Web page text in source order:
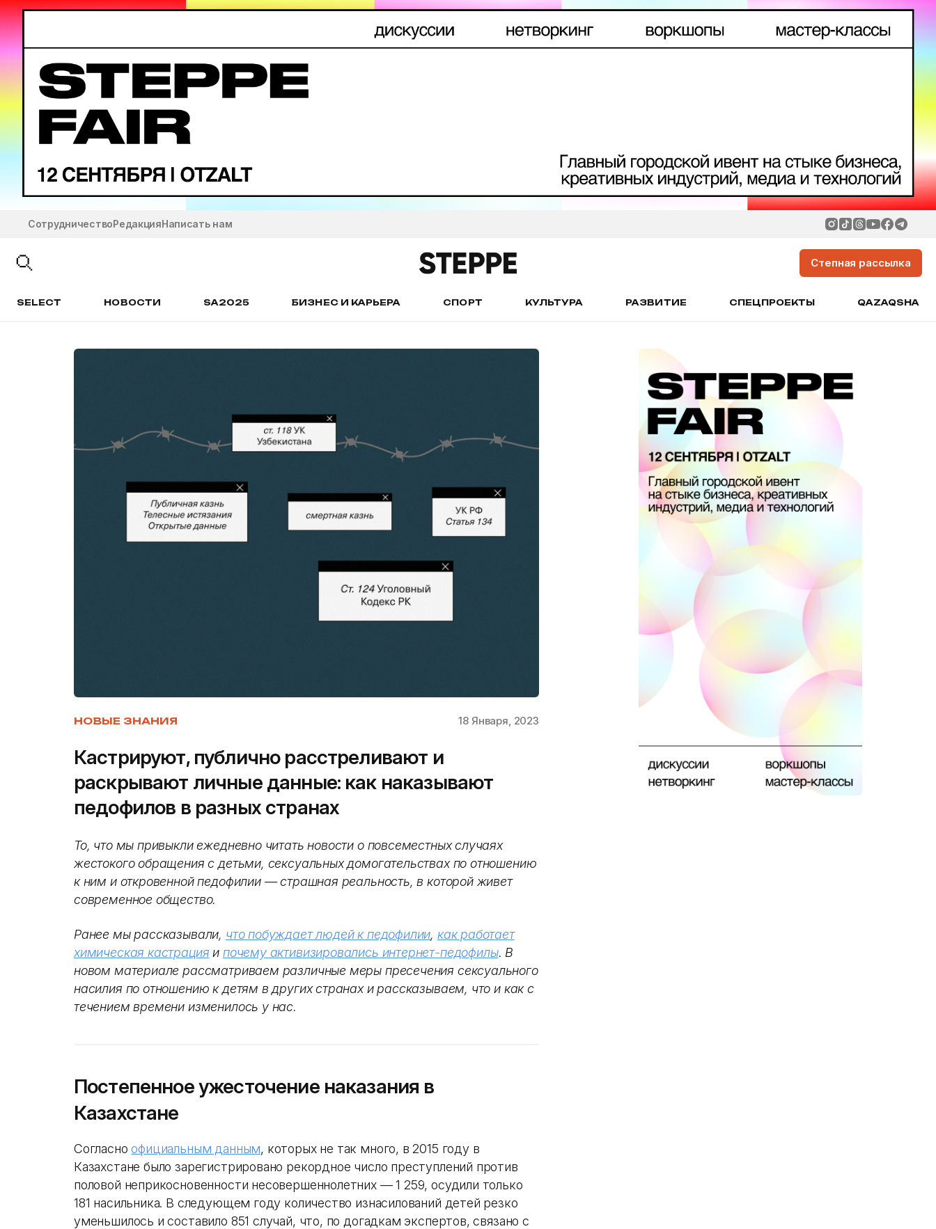
СотрудничествоРедакцияНаписать нам
Степная рассылка
SELECT НОВОСТИ SA2025 БИЗНЕС И КАРЬЕРА СПОРТ КУЛЬТУРА РАЗВИТИЕ СПЕЦПРОЕКТЫ QAZAQSHA
НОВЫЕ ЗНАНИЯ 18 Января, 2023
Кастрируют, публично расстреливают и
раскрывают личные данные: как наказывают
педофилов в разных странах
То, что мы привыкли ежедневно читать новости о повсеместных случаях
жестокого обращения с детьми, сексуальных домогательствах по отношению
к ним и откровенной педофилии — страшная реальность, в которой живет
современное общество.
Ранее мы рассказывали, что побуждает людей к педофилии, как работает
химическая кастрация и почему активизировались интернет-педофилы. В
новом материале рассматриваем различные меры пресечения сексуального
насилия по отношению к детям в других странах и рассказываем, что и как с
течением времени изменилось у нас.
Постепенное ужесточение наказания в
Казахстане
Согласноофициальным данным, которых не так много, в 2015 году в
Казахстане было зарегистрировано рекордное число преступлений против
половой неприкосновенности несовершеннолетних — 1 259, осудили только
181 насильника. В следующем году количество изнасилований детей резко
уменьшилось и составило 851 случай, что, по догадкам экспертов, связано с